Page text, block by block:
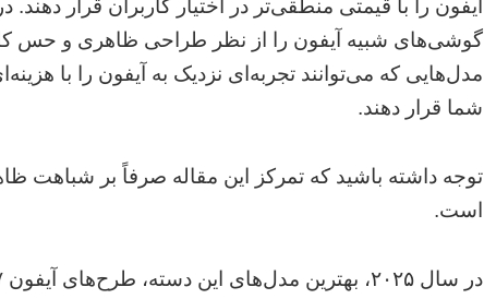
آیفون را با قیمتی منطقی‌تر در اختیار کاربران قرار دهند.
گوشی‌های شبیه آیفون را از نظر طراحی ظاهری و حس
مدل‌هایی که می‌توانند تجربه‌ای نزدیک به آیفون را با
شما قرار دهند.
توجه داشته باشید که تمرکز این مقاله صرفاً بر شباهت
است.